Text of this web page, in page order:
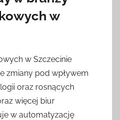
w
w Szczecinie
zmiany pod wpływem
oraz rosnących
więcej biur
w automatyzację